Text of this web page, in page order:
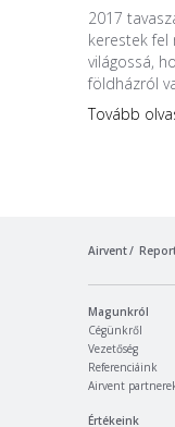
2017
kerestek fel
világossá,
földházról
Tovább
Airvent
Magunkról
Cégünkről
Vezetőség
Referenciáink
Airvent
Értékeink